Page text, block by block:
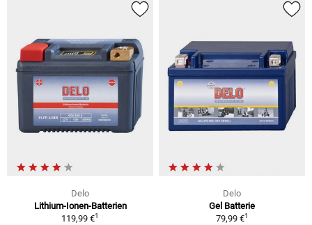
Delo
Lithium-Ionen-Batterien
119,99 €1
Delo
Gel Batterie
79,99 €1